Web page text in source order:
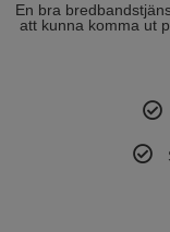
En bra
att kunna komma ut